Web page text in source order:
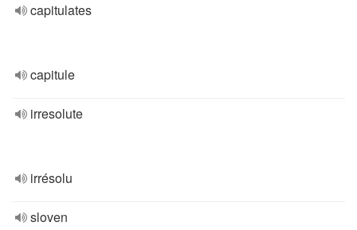
capitulates
capitule
irresolute
irrésolu
sloven